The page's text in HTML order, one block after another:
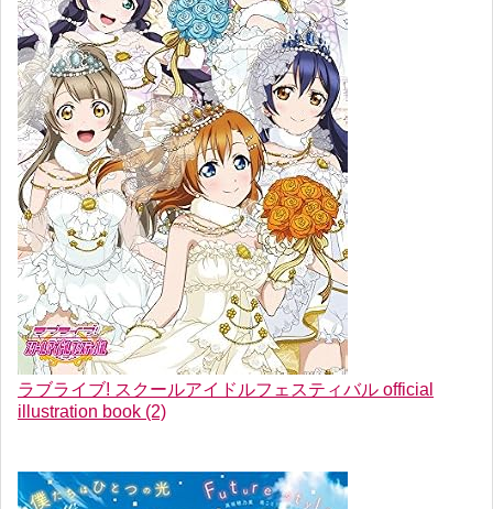
ラブライブ! スクールアイドルフェスティバル official
illustration book (2)